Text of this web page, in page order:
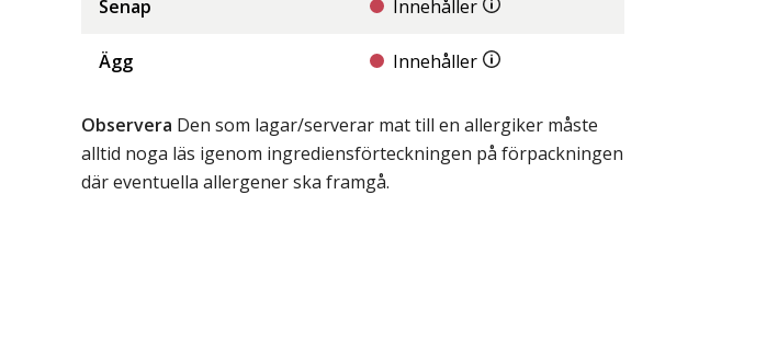
Senap Innehåller
Ägg Innehåller
Observera Den som lagar/serverar mat till en allergiker måste
alltid noga läs igenom ingrediensförteckningen på förpackningen
där eventuella allergener ska framgå.